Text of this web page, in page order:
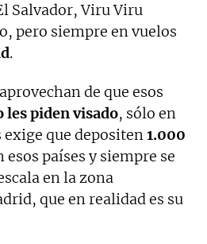
Salvador, Viru Viru
pero siempre en vuelos
.
de que esos
les piden visado, sólo en
exige que depositen1.000
países y siempre se
en la zona
que en realidad es su